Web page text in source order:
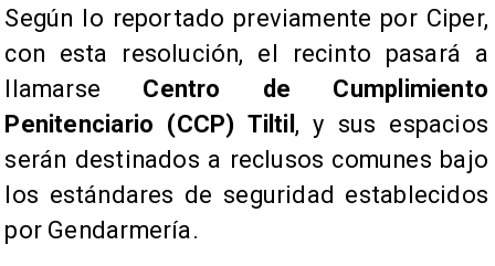
Según lo reportado previamente por Ciper,
con esta resolución, el recinto pasará a
llamarse Centro de Cumplimiento
Penitenciario (CCP) Tiltil , y sus espacios
serán destinados a reclusos comunes bajo
los estándares de seguridad establecidos
por Gendarmería.